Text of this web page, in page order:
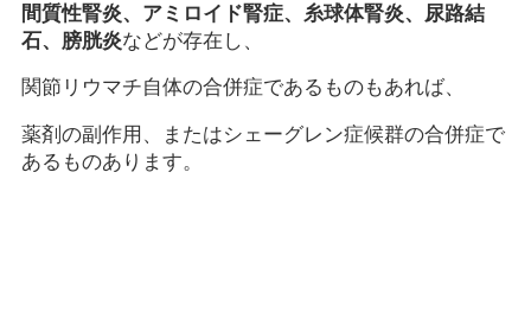
間質性腎炎、アミロイド腎症、糸球体腎炎、尿路結
石、膀胱炎などが存在し、
関節リウマチ自体の合併症であるものもあれば、
薬剤の副作用、またはシェーグレン症候群の合併症で
あるものあります。